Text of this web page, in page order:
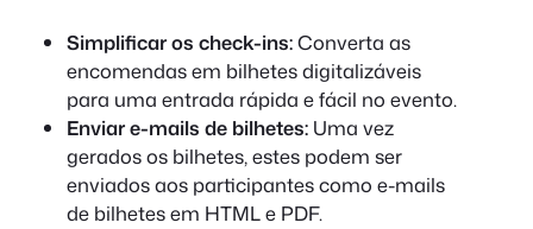
Simplificar os check-ins:Converta as
encomendas em bilhetes digitalizáveis
para uma entrada rápida e fácil no evento.
Enviar e-mails de bilhetes: Uma vez
gerados os bilhetes, estes podem ser
enviados aos participantes como e-mails
de bilhetes em HTML e PDF.